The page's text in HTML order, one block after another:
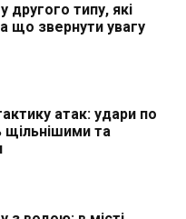
другого типу, які
що звернути увагу
атак: удари по
щільнішими та